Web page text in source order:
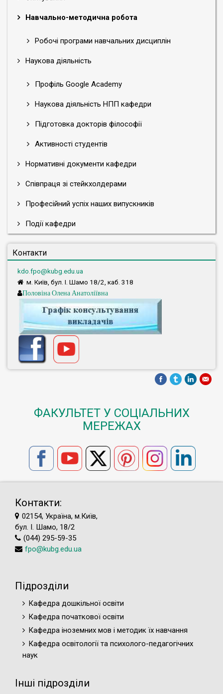
Навчально-методична робота
Робочі програми навчальних дисциплін
Наукова діяльність
Профіль Google Academy
Наукова діяльність НПП кафедри
Підготовка докторів філософії
Активності студентів
Нормативні документи кафедри
Співпраця зі стейкхолдерами
Професійний успіх наших випускників
Події кафедри
Контакти
kdo.fpo@kubg.edu.ua
м. Київ, бул. І. Шамо 18/2, каб. 318
Половіна Олена Анатоліївна
ФАКУЛЬТЕТ У СОЦІАЛЬНИХ
МЕРЕЖАХ
Контакти:
02154, Україна, м.Київ,
бул. І. Шамо, 18/2
(044) 295-59-35
fpo@kubg.edu.ua
Підрозділи
Кафедра дошкільної освіти
Кафедра початкової освіти
Кафедра іноземних мов і методик їх навчання
Кафедра освітології та психолого-педагогічних
наук
Інші підрозділи